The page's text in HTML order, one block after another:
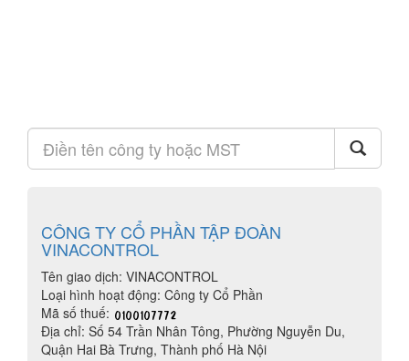
CÔNG TY CỔ PHẦN TẬP ĐOÀN
VINACONTROL
Tên giao dịch: VINACONTROL
Loại hình hoạt động: Công ty Cổ Phần
Mã số thuế:
Địa chỉ: Số 54 Trần Nhân Tông, Phường Nguyễn Du,
Quận Hai Bà Trưng, Thành phố Hà Nội